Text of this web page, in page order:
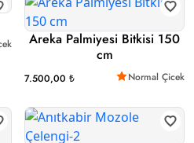
Areka Palmiyesi Bitkisi 150
cm
7.500,00 ₺ Normal Çicek